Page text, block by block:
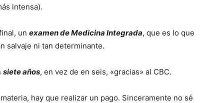
intensa).
un examen de Medicina Integrada, que es lo que
salvaje ni tan determinante.
siete años, en vez de en seis, «gracias» al CBC.
hay que realizar un pago. Sinceramente no sé